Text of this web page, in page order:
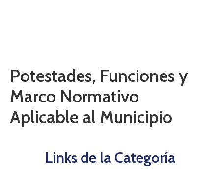
Potestades, Funciones y
Marco Normativo
Aplicable al Municipio
Links de la Categoría